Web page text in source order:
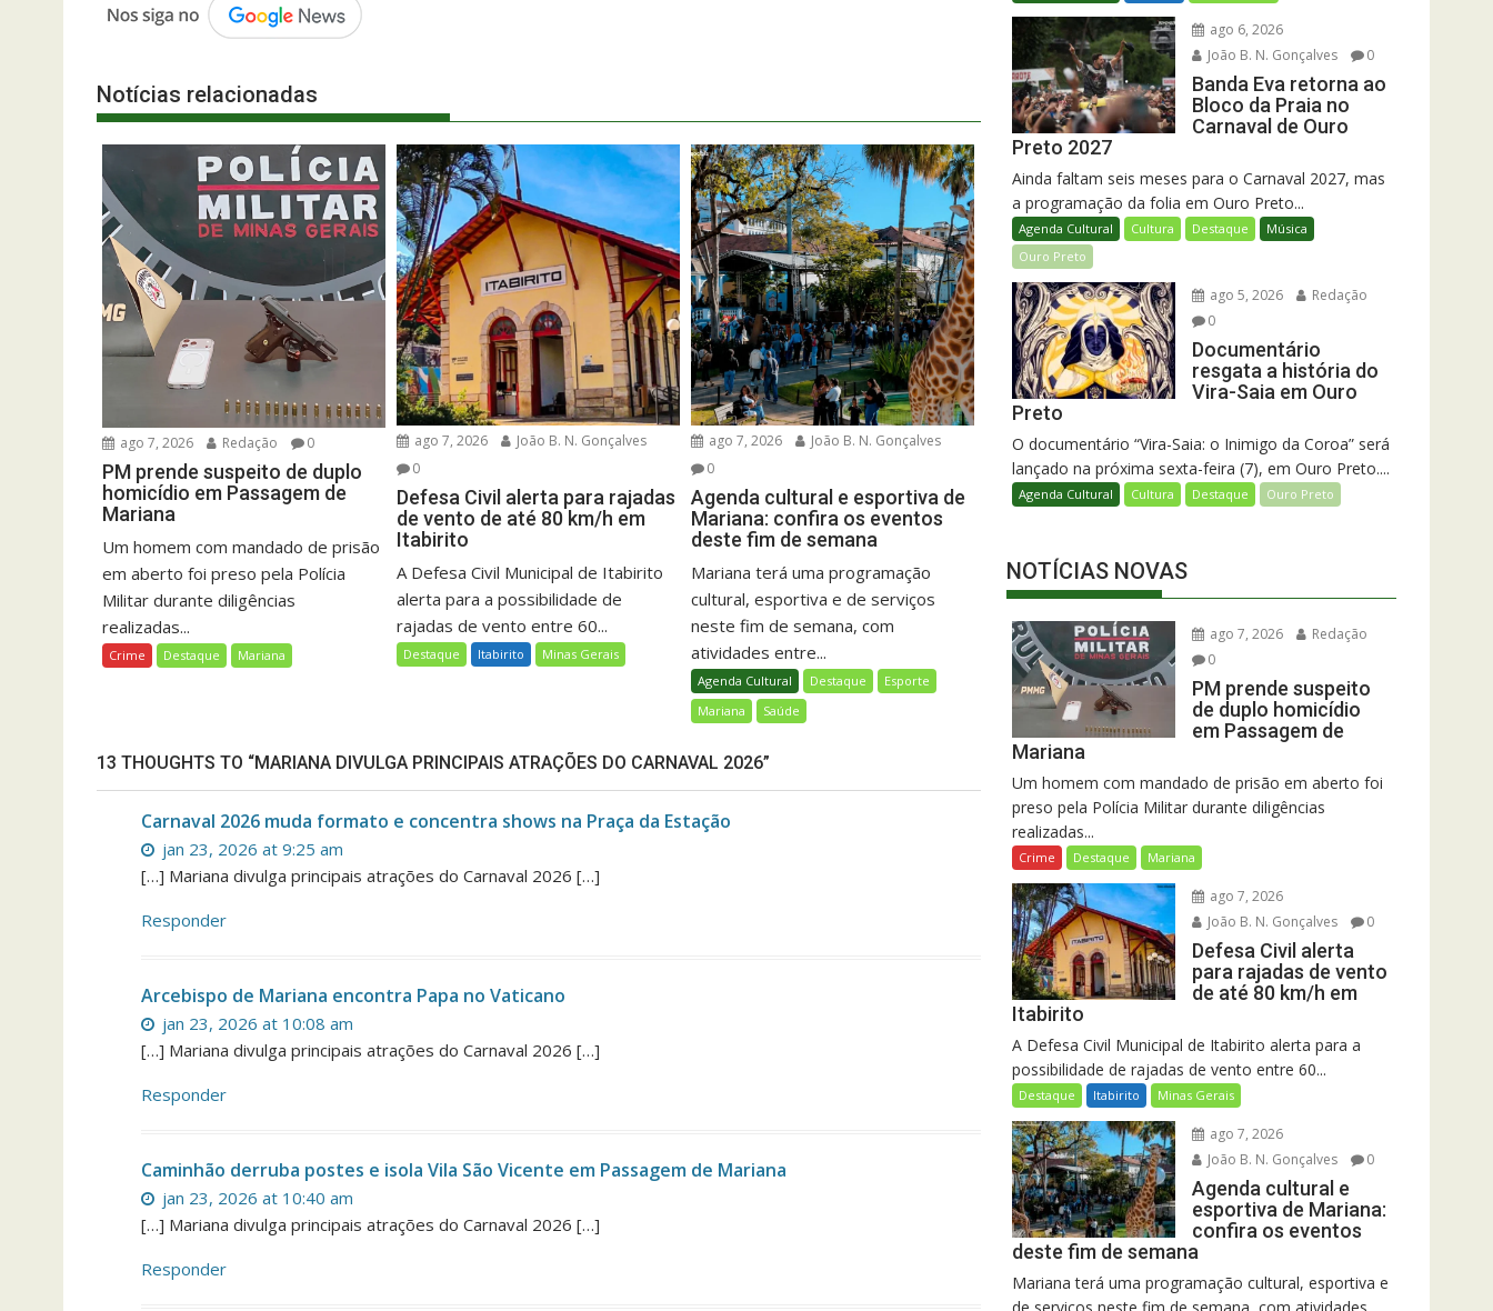
Notícias relacionadas
ago 7, 2026 Redação 0
PM prende suspeito de duplo
homicídio em Passagem de
Mariana
Um homem com mandado de prisão
em aberto foi preso pela Polícia
Militar durante diligências
realizadas...
Crime Destaque Mariana
ago 7, 2026
João B. N. Gonçalves
0
Defesa Civil alerta para rajadas
de vento de até 80 km/h em
Itabirito
A Defesa Civil Municipal de Itabirito
alerta para a possibilidade de
rajadas de vento entre 60...
Destaque Itabirito Minas Gerais
ago 7, 2026
João B. N. Gonçalves
0
Agenda cultural e esportiva de
Mariana: confira os eventos
deste fim de semana
Mariana terá uma programação
cultural, esportiva e de serviços
neste fim de semana, com
atividades entre...
Agenda Cultural Destaque
Esporte
Mariana
Saúde
13 THOUGHTS TO “MARIANA DIVULGA PRINCIPAIS ATRAÇÕES DO CARNAVAL 2026”
Carnaval 2026 muda formato e concentra shows na Praça da Estação
jan 23, 2026 at 9:25 am
[…] Mariana divulga principais atrações do Carnaval 2026 […]
Responder
Arcebispo de Mariana encontra Papa no Vaticano
jan 23, 2026 at 10:08 am
[…] Mariana divulga principais atrações do Carnaval 2026 […]
Responder
Caminhão derruba postes e isola Vila São Vicente em Passagem de Mariana
jan 23, 2026 at 10:40 am
[…] Mariana divulga principais atrações do Carnaval 2026 […]
Responder
ago 6, 2026
João B. N. Gonçalves
0
Banda Eva retorna ao
Bloco da Praia no
Carnaval de Ouro
Preto 2027
Ainda faltam seis meses para o Carnaval 2027, mas
a programação da folia em Ouro Preto...
Agenda Cultural Cultura Destaque
Música
Ouro Preto
ago 5, 2026
Redação
0
Documentário
resgata a história do
Vira-Saia em Ouro
Preto
O documentário “Vira-Saia: o Inimigo da Coroa” será
lançado na próxima sexta-feira (7), em Ouro Preto....
Agenda Cultural Cultura Destaque Ouro Preto
NOTÍCIAS NOVAS
ago 7, 2026
Redação
0
PM prende suspeito
de duplo homicídio
em Passagem de
Mariana
Um homem com mandado de prisão em aberto foi
preso pela Polícia Militar durante diligências
realizadas...
Crime Destaque Mariana
ago 7, 2026
João B. N. Gonçalves
0
Defesa Civil alerta
para rajadas de vento
de até 80 km/h em
Itabirito
A Defesa Civil Municipal de Itabirito alerta para a
possibilidade de rajadas de vento entre 60...
Destaque Itabirito Minas Gerais
ago 7, 2026
João B. N. Gonçalves
0
Agenda cultural e
esportiva de Mariana:
confira os eventos
deste fim de semana
Mariana terá uma programação cultural, esportiva e